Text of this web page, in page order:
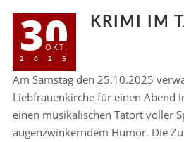
30
OKT.
2025
KRIMI IM
Am Samstag den 25.10.2025
Liebfrauenkirche für einen Abend
einen musikalischen Tatort voller
augenzwinkerndem Humor. Die